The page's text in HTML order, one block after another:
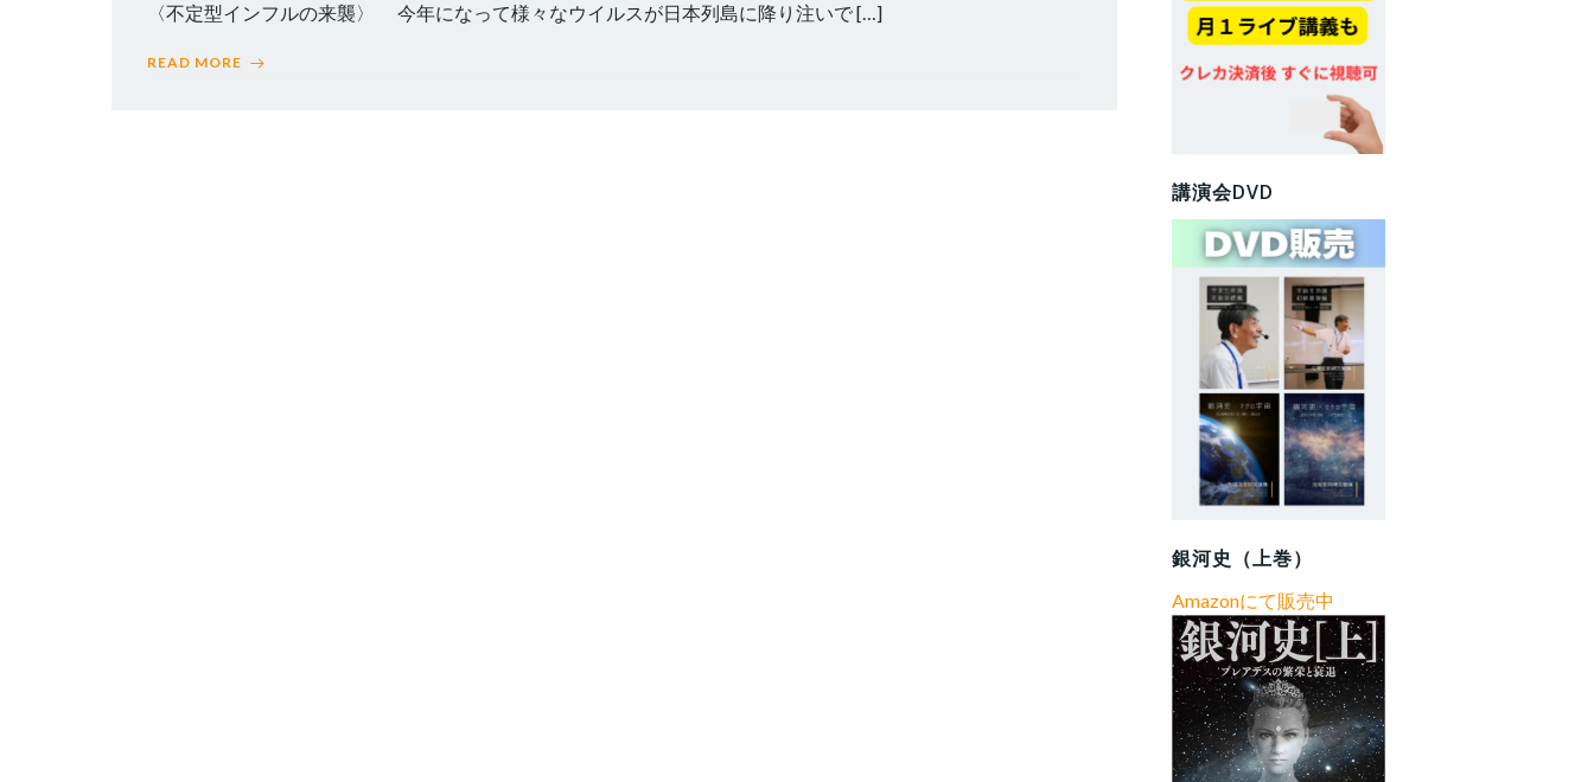
〈不定型インフルの来襲〉 今年になって様々なウイルスが日本列島に降り注いで […]
READ MORE
講演会DVD
銀河史（上巻）
Amazonにて販売中